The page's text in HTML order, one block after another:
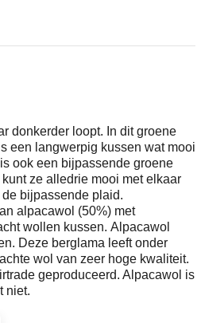
donkerder loopt. In dit groene
een langwerpig kussen wat mooi
ook een bijpassende groene
ze alledrie mooi met elkaar
bijpassende plaid.
alpacawol (50%) met
wollen kussen. Alpacawol
Deze berglama leeft onder
wol van zeer hoge kwaliteit.
geproduceerd. Alpacawol is
niet.